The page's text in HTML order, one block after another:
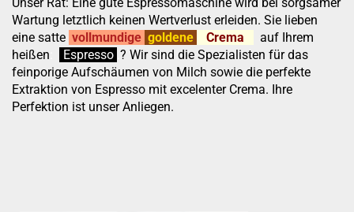
Wartung letztlich keinen Wertverlust erleiden. Sie lieben
eine satte vollmundige goldene Crema
auf Ihrem
heißen
Espresso ? Wir sind die Spezialisten für das
feinporige Aufschäumen von Milch sowie die perfekte
Extraktion von Espresso mit excelenter Crema. Ihre
Perfektion ist unser Anliegen.